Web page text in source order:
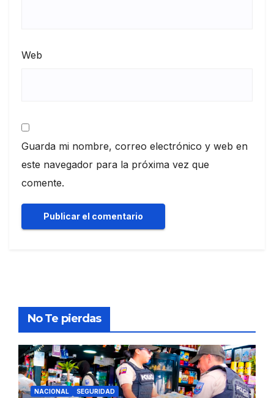
Web
Guarda mi nombre, correo electrónico y web en
este navegador para la próxima vez que
comente.
No Te pierdas
NACIONAL SEGURIDAD